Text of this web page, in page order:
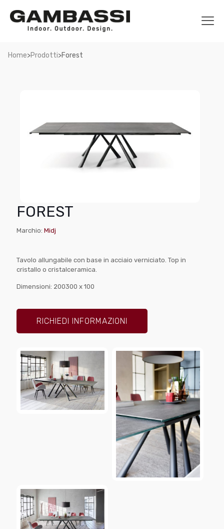
Home>Prodotti>Forest
FOREST
Marchio: Midj
Tavolo allungabile con base in acciaio verniciato. Top in
cristallo o cristalceramica.
Dimensioni: 200300 x 100
RICHIEDI INFORMAZIONI